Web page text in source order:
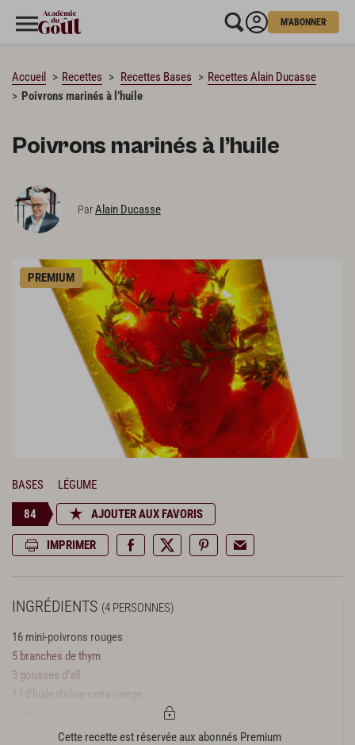
M'ABONNER
Accueil Recettes Recettes Bases
Recettes Alain Ducasse
Poivrons marinés à l’huile
Poivrons marinés à l’huile
ParAlain Ducasse
PREMIUM
BASES LÉGUME
84 AJOUTER AUX FAVORIS
IMPRIMER
INGRÉDIENTS (4 PERSONNES)
16 mini-poivrons rouges
5 branches de thym
3 gousses d’ail
1 l d’huile d’olive extra-vierge
Cette recette est réservée aux abonnés Premium
CHARGEMENT…